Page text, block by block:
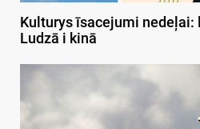
Kulturys īsacejumi
Ludzā i kinā